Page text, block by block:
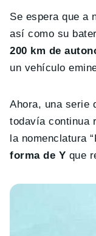
Se espera que a
así como su
200 km de
un vehículo
Ahora, una serie
todavía continua
la nomenclatura
forma de Y que